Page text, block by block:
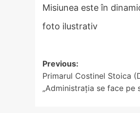
Misiunea este în
foto ilustrativ
Post
navigation
Previous:
Primarul Costinel Stoica
„Administrația se face pe